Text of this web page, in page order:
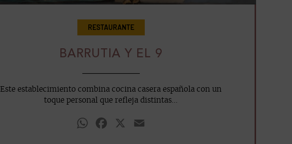
RESTAURANTE
BARRUTIA Y EL 9
Este establecimiento combina cocina casera española con un
toque personal que refleja distintas...
WhatsAppFacebook